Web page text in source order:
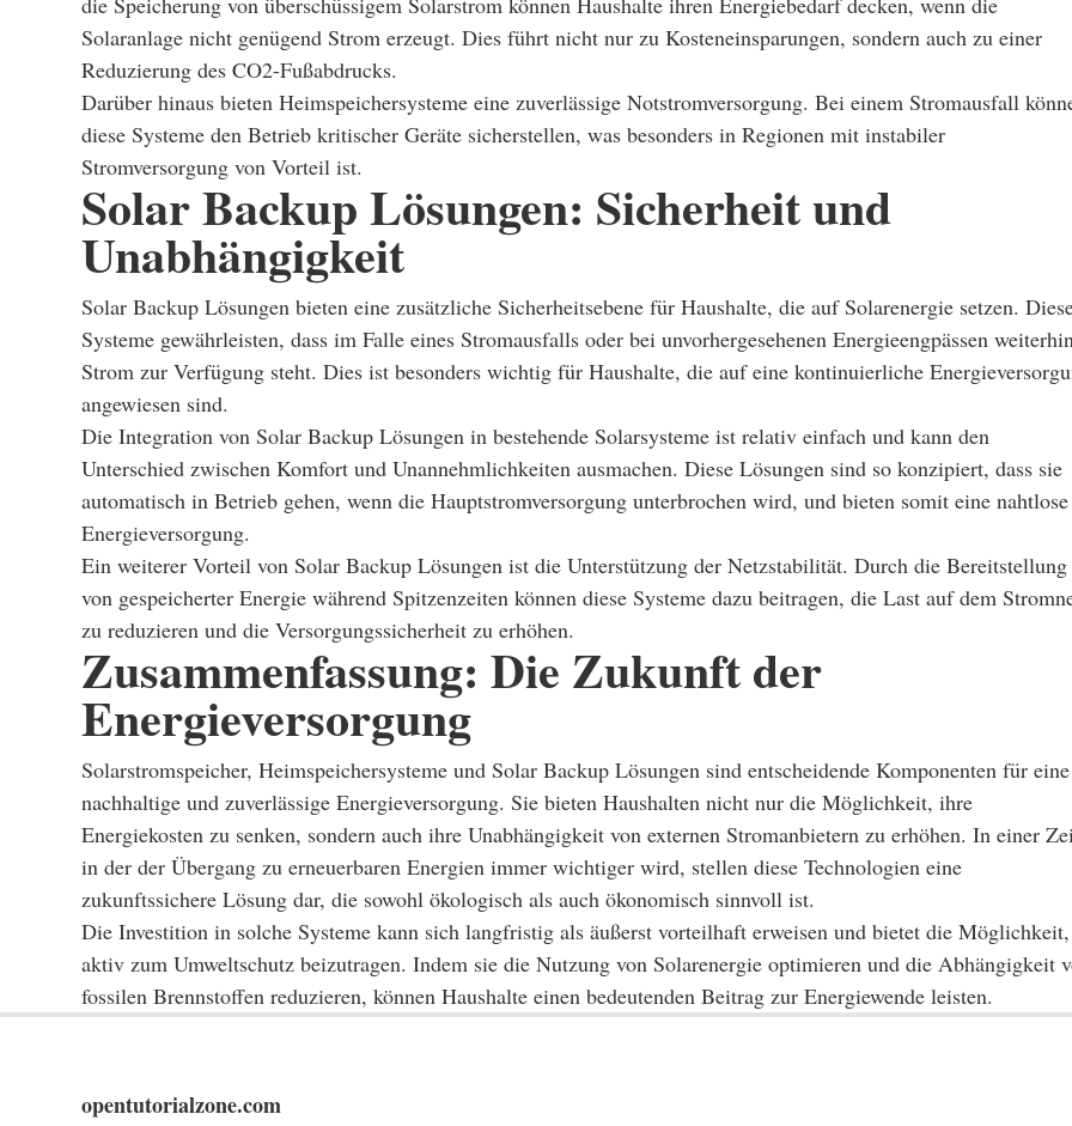
Solaranlage nicht genügend Strom erzeugt. Dies führt nicht nur zu Kosteneinsparungen, sondern auch zu einer
Reduzierung des CO2-Fußabdrucks.
Darüber hinaus bieten Heimspeichersysteme eine zuverlässige Notstromversorgung. Bei einem Stromausfall
diese Systeme den Betrieb kritischer Geräte sicherstellen, was besonders in Regionen mit instabiler
Stromversorgung von Vorteil ist.
Solar Backup Lösungen: Sicherheit und
Unabhängigkeit
Solar Backup Lösungen bieten eine zusätzliche Sicherheitsebene für Haushalte, die auf Solarenergie setzen.
Systeme gewährleisten, dass im Falle eines Stromausfalls oder bei unvorhergesehenen Energieengpässen
Strom zur Verfügung steht. Dies ist besonders wichtig für Haushalte, die auf eine kontinuierliche
angewiesen sind.
Die Integration von Solar Backup Lösungen in bestehende Solarsysteme ist relativ einfach und kann den
Unterschied zwischen Komfort und Unannehmlichkeiten ausmachen. Diese Lösungen sind so konzipiert, dass sie
automatisch in Betrieb gehen, wenn die Hauptstromversorgung unterbrochen wird, und bieten somit eine nahtlose
Energieversorgung.
Ein weiterer Vorteil von Solar Backup Lösungen ist die Unterstützung der Netzstabilität. Durch die Bereitstellung
von gespeicherter Energie während Spitzenzeiten können diese Systeme dazu beitragen, die Last auf dem
zu reduzieren und die Versorgungssicherheit zu erhöhen.
Zusammenfassung: Die Zukunft der
Energieversorgung
Solarstromspeicher, Heimspeichersysteme und Solar Backup Lösungen sind entscheidende Komponenten für eine
nachhaltige und zuverlässige Energieversorgung. Sie bieten Haushalten nicht nur die Möglichkeit, ihre
Energiekosten zu senken, sondern auch ihre Unabhängigkeit von externen Stromanbietern zu erhöhen. In einer
in der der Übergang zu erneuerbaren Energien immer wichtiger wird, stellen diese Technologien eine
zukunftssichere Lösung dar, die sowohl ökologisch als auch ökonomisch sinnvoll ist.
Die Investition in solche Systeme kann sich langfristig als äußerst vorteilhaft erweisen und bietet die Möglichkeit,
aktiv zum Umweltschutz beizutragen. Indem sie die Nutzung von Solarenergie optimieren und die Abhängigkeit
fossilen Brennstoffen reduzieren, können Haushalte einen bedeutenden Beitrag zur Energiewende leisten.
opentutorialzone.com